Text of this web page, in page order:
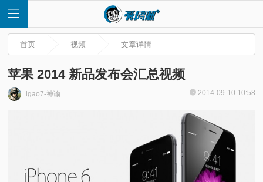
首页 视频 文章详情
苹果 2014 新品发布会汇总视频
igao7-神谕 2014-09-10 10:58